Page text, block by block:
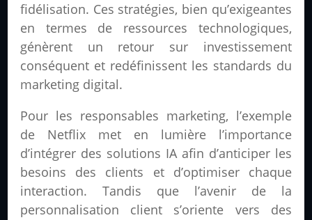
fidélisation. Ces stratégies, bien qu’exigeantes
en termes de ressources technologiques,
génèrent un retour sur investissement
conséquent et redéfinissent les standards du
marketing digital.
Pour les responsables marketing, l’exemple
de Netflix met en lumière l’importance
d’intégrer des solutions IA afin d’anticiper les
besoins des clients et d’optimiser chaque
interaction. Tandis que l’avenir de la
personnalisation client s’oriente vers des